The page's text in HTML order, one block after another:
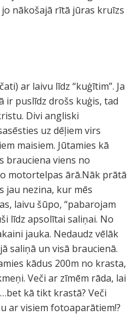
nākošajā rītā jūras kruīzs
ar laivu līdz “kuģītim”. Ja
ir puslīdz drošs kuģis, tad
Divi angliski
uz dēļiem virs
maisiem. Jūtamies kā
brauciena viens no
motortelpas ārā.Nāk prātā
jau nezina, kur mēs
laivu šūpo, “pabarojam
līdz apsolītai saliņai. No
jauka. Nedaudz vēlāk
saliņā un visā braucienā.
kādus 200m no krasta,
Veči ar zīmēm rāda, lai
kā tikt krastā? Veči
ar visiem fotoaparātiem!?